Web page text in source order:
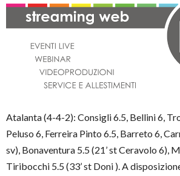
Atalanta (4-4-2): Consigli 6.5, Bellini 6,
Peluso 6, Ferreira Pinto 6.5, Barreto 6,
sv), Bonaventura 5.5 (21’ st Ceravolo 6),
Tiribocchi 5.5 (33’ st Doni ). A